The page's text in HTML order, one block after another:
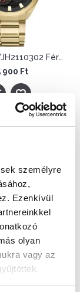
személyre
Ezenkívül
olyan
vagy az
Police PEWJH2110302 Férfi Karóra - Ranger II
900 Ft
900 Ft